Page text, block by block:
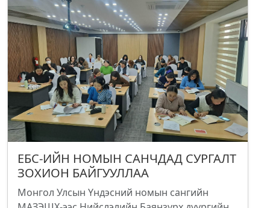
ЕБС-ИЙН НОМЫН САНЧДАД СУРГАЛТ
ЗОХИОН БАЙГУУЛЛАА
Монгол Улсын Үндэсний номын сангийн